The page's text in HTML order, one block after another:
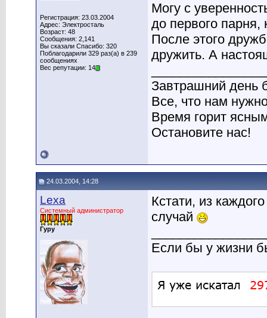
Регистрация: 23.03.2004
Адрес: Электросталь
Возраст: 48
Сообщения: 2,141
Вы сказали Спасибо: 320
Поблагодарили 329 раз(а) в 239
сообщениях
Вес репутации: 14
Могу с
до первого парня,
После этого
дружить. А
Завтрашний день
Все, что нам
Время горит
Остановите нас!
24.03.2004, 14:28
Lexa
Системный администратор
Гуру
Кстати, из
случай
Если бы у жизни